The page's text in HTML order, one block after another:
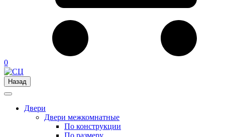
0
Назад
Двери
Двери межкомнатные
По конструкции
По размеру